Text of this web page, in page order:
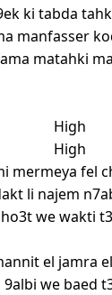
ki tabda
manfasser
matahki
High
High
mermeya fel
li najem
we wakti
el jamra
9albi we baed